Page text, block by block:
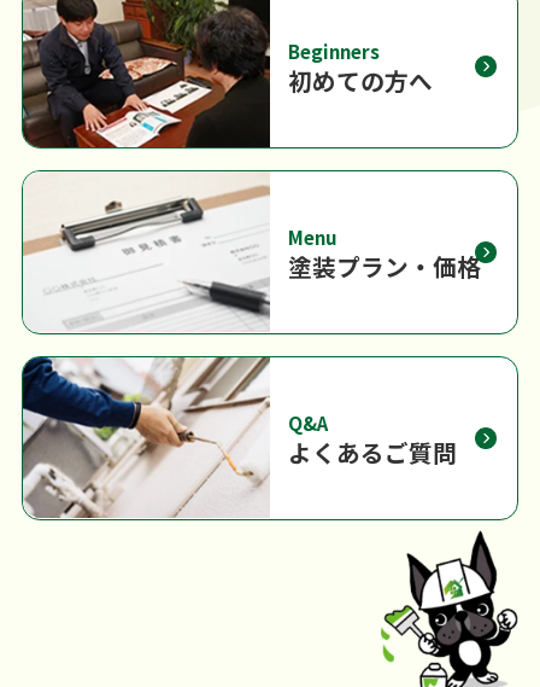
Beginners
初めての方へ
Menu
塗装プラン・価格
Q&A
よくあるご質問